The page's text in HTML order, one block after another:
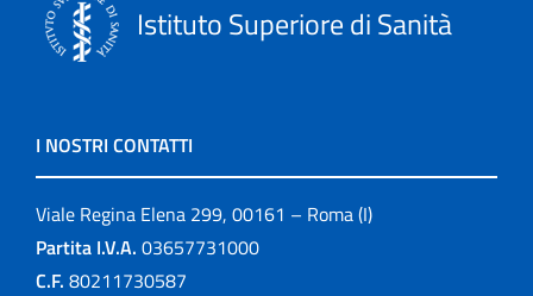
Istituto Superiore di Sanità
I NOSTRI CONTATTI
Viale Regina Elena 299, 00161 – Roma (I)
Partita I.V.A. 03657731000
C.F. 80211730587